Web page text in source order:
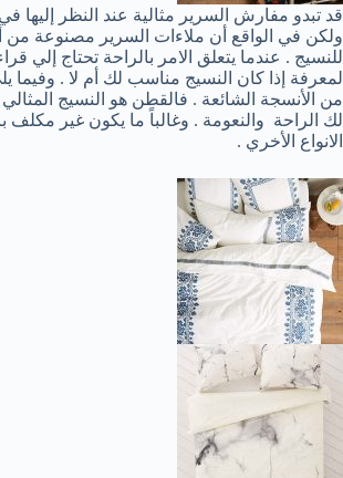
قد تبدو مفارش السرير مثالية عند النظر إليها
ولكن في الواقع أن ملاءات السرير مصنوعة من
للنسيج . عندما يتعلق الامر بالراحة تحتاج إلي
لمعرفة إذا كان النسيج مناسب لك أم لا . وفيما
من الأنسجة الشائعة . فالقطن هو النسيج
لك الراحة والنعومة . وغالباً ما يكون غير مكلف
الانواع الأخري .